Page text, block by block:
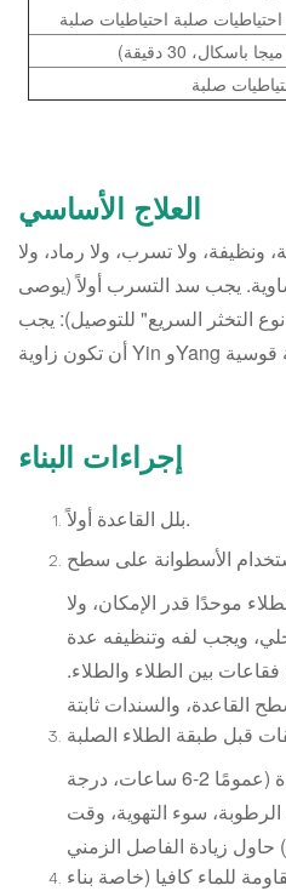
صلبة
العلاج الأساسي
ونظيفة، ولا تسرب، ولا رماد، ولا
يجب سد التسرب أولاً (يوصى
التخثر السريع" للتوصيل): يجب
إجراءات البناء
بلل القاعدة أولاً.
الأسطوانة على سطح
موحدًا قدر الإمكان، ولا
ويجب لفه وتنظيفه عدة
بين الطلاء والطلاء.
قبل طبقة الطلاء الصلبة
الجافة، غير اللاصقة هي السائدة (عمومًا 2-6 ساعات، درجة
سوء التهوية، وقت
للماء كافيا (خاصة بناء